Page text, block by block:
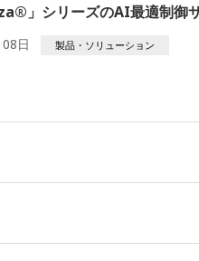
」シリーズのAI最適制御
日 製品・ソリューション